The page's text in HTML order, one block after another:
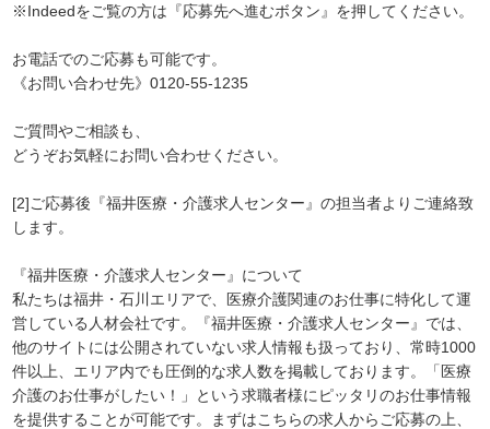
※Indeedをご覧の方は『応募先へ進むボタン』を押してください。
お電話でのご応募も可能です。
《お問い合わせ先》0120-55-1235
ご質問やご相談も、
どうぞお気軽にお問い合わせください。
[2]ご応募後『福井医療・介護求人センター』の担当者よりご連絡致
します。
『福井医療・介護求人センター』について
私たちは福井・石川エリアで、医療介護関連のお仕事に特化して運
営している人材会社です。『福井医療・介護求人センター』では、
他のサイトには公開されていない求人情報も扱っており、常時1000
件以上、エリア内でも圧倒的な求人数を掲載しております。「医療
介護のお仕事がしたい！」という求職者様にピッタリのお仕事情報
を提供することが可能です。まずはこちらの求人からご応募の上、